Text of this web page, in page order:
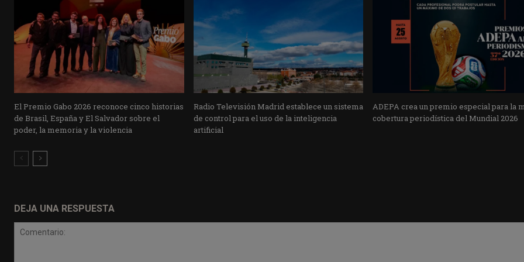
El Premio Gabo 2026 reconoce cinco historias
de Brasil, España y El Salvador sobre el
poder, la memoria y la violencia
Radio Televisión Madrid establece un sistema
de control para el uso de la inteligencia
artificial
ADEPA crea un premio especial para la
cobertura periodística del Mundial 2026
DEJA UNA RESPUESTA